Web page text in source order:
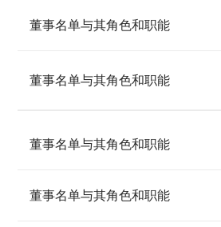
董事名单与其角色和职能
董事名单与其角色和职能
董事名单与其角色和职能
董事名单与其角色和职能